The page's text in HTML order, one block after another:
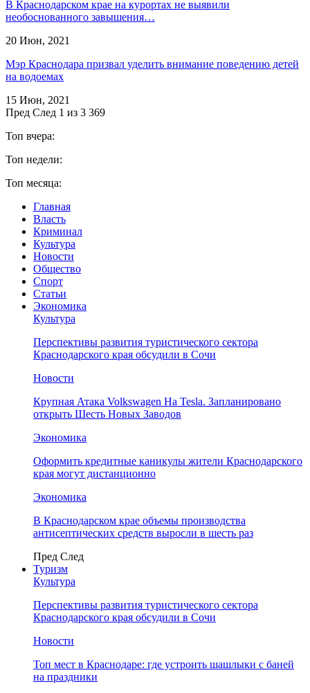
В Краснодарском крае на курортах не выявили
необоснованного завышения…
20 Июн, 2021
Мэр Краснодара призвал уделить внимание поведению детей
на водоемах
15 Июн, 2021
Пред След 1 из 3 369
Топ вчера:
Топ недели:
Топ месяца:
Главная
Власть
Криминал
Культура
Новости
Общество
Спорт
Статьи
Экономика
Культура
Перспективы развития туристического сектора
Краснодарского края обсудили в Сочи
Новости
Крупная Атака Volkswagen На Tesla. Запланировано
открыть Шесть Новых Заводов
Экономика
Оформить кредитные каникулы жители Краснодарского
края могут дистанционно
Экономика
В Краснодарском крае объемы производства
антисептических средств выросли в шесть раз
Пред След
Туризм
Культура
Перспективы развития туристического сектора
Краснодарского края обсудили в Сочи
Новости
Топ мест в Краснодаре: где устроить шашлыки с баней
на праздники